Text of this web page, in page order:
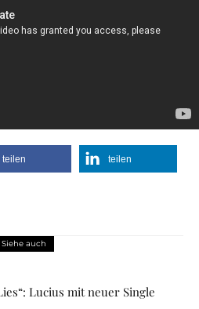
teilen teilen
Siehe auch
Lucius mit neuer Single